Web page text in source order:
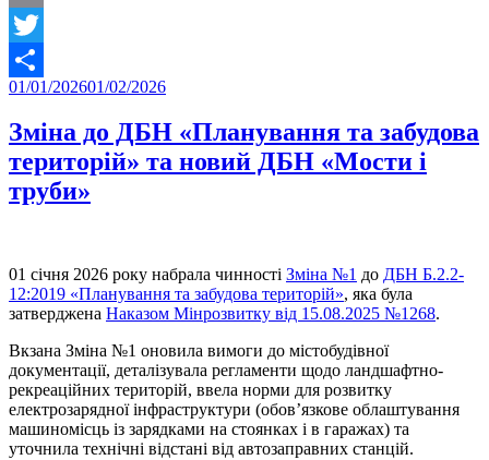
Email
Twitter
Share
Posted
01/01/202601/02/2026
Зміна до ДБН «Планування та забудова
територій» та новий ДБН «Мости і
труби»
01 січня 2026 року набрала чинності Зміна №1 до ДБН Б.2.2-
12:2019 «Планування та забудова територій», яка була
затверджена Наказом Мінрозвитку від 15.08.2025 №1268.
Вкзана Зміна №1 оновила вимоги до містобудівної
документації, деталізувала регламенти щодо ландшафтно-
рекреаційних територій, ввела норми для розвитку
електрозарядної інфраструктури (обов’язкове облаштування
машиномісць із зарядками на стоянках і в гаражах) та
уточнила технічні відстані від автозаправних станцій.